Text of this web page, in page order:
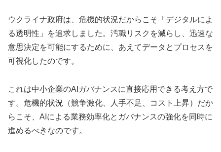
ウクライナ政府は、危機的状況だからこそ「デジタルによ
る透明性」を追求しました。汚職リスクを減らし、迅速な
意思決定を可能にするために、あえてデータとプロセスを
可視化したのです。
これは中小企業のAIガバナンスに直接応用できる考え方で
す。危機的状況（競争激化、人手不足、コスト上昇）だか
らこそ、AIによる業務効率化とガバナンスの強化を同時に
進めるべきなのです。